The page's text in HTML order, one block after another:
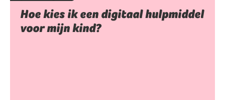
Hoe kies ik een digitaal hulpmiddel
voor mijn kind?